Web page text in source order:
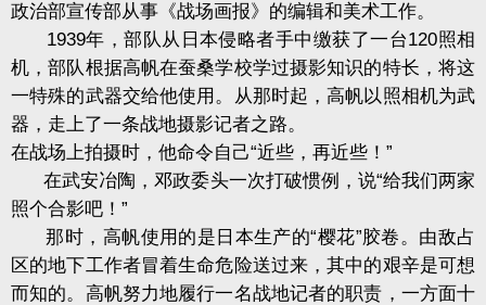
政治部宣传部从事《战场画报》的编辑和美术工作。
1939年，部队从日本侵略者手中缴获了一台120照相
机，部队根据高帆在蚕桑学校学过摄影知识的特长，将这
一特殊的武器交给他使用。从那时起，高帆以照相机为武
器，走上了一条战地摄影记者之路。
在战场上拍摄时，他命令自己“近些，再近些！”
在武安冶陶，邓政委头一次打破惯例，说“给我们两家
照个合影吧！”
那时，高帆使用的是日本生产的“樱花”胶卷。由敌占
区的地下工作者冒着生命危险送过来，其中的艰辛是可想
而知的。高帆努力地履行一名战地记者的职责，一方面十